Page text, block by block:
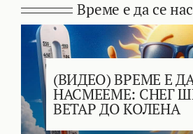
Време е да се
(ВИДЕО) ВРЕМЕ Е
НАСМЕЕМЕ: СНЕГ
ВЕТАР ДО КОЛЕНА